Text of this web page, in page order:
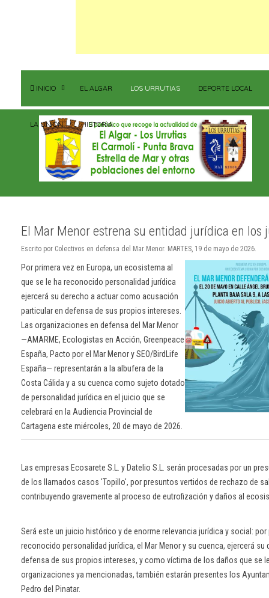
INICIO EL ALGAR LOS URRUTIAS DEPORTE LOCAL
LA UNIÓN HISTORIA
El Mar Menor estrena su entidad jurídica en los
Escrito por Colectivos en defensa del Mar Menor. MARTES, 19 de mayo de 2026.
Por primera vez en Europa, un ecosistema al
que se le ha reconocido personalidad jurídica
ejercerá su derecho a actuar como acusación
particular en defensa de sus propios intereses.
Las organizaciones en defensa del Mar Menor
—AMARME, Ecologistas en Acción, Greenpeace
España, Pacto por el Mar Menor y SEO/BirdLife
España— representarán a la albufera de la
Costa Cálida y a su cuenca como sujeto dotado
de personalidad jurídica en el juicio que se
celebrará en la Audiencia Provincial de
Cartagena este miércoles, 20 de mayo de 2026.
Las empresas Ecosarete S.L. y Datelio S.L. serán procesadas por un
de los llamados casos 'Topillo', por presuntos vertidos de rechazo de
contribuyendo gravemente al proceso de eutrofización y daños al
Será este un juicio histórico y de enorme relevancia jurídica y social:
reconocido personalidad jurídica, el Mar Menor y su cuenca, ejercerá
defensa de sus propios intereses, y como víctima de los daños que se
organizaciones ya mencionadas, también estarán presentes los
Pedro del Pinatar.